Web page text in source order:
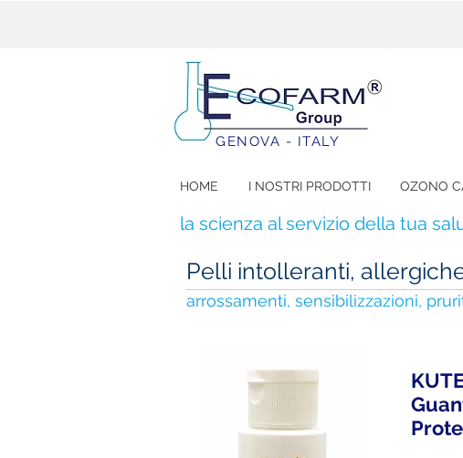
GENOVA - ITALY
HOME I NOSTRI PRODOTTI OZONO
la scienza al servizio della tua
Pelli intolleranti,
arrossamenti, sensibilizzazioni,